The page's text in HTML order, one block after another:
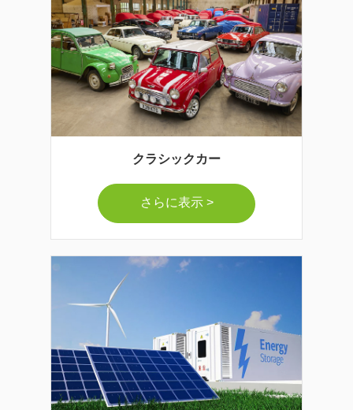
クラシックカー
さらに表示 >